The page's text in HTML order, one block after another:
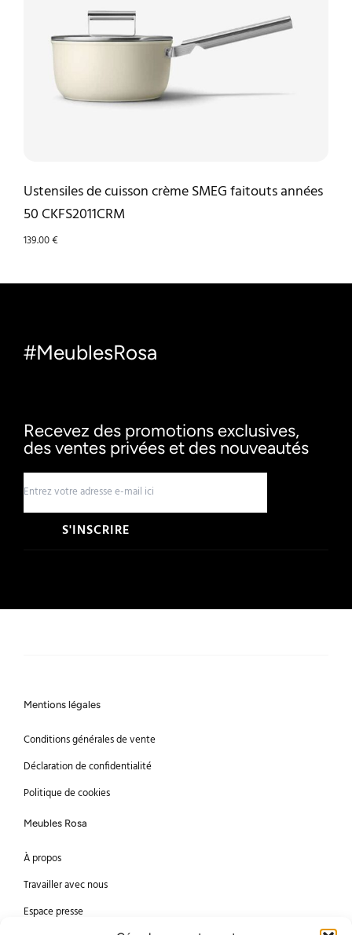
Ustensiles de cuisson crème SMEG faitouts années
50 CKFS2011CRM
139.00€
#MeublesRosa
Recevez des promotions exclusives,
des ventes privées et des nouveautés
S'INSCRIRE
Mentions légales
Conditions générales de vente
Déclaration de confidentialité
Politique de cookies
Meubles Rosa
À propos
Travailler avec nous
Espace presse